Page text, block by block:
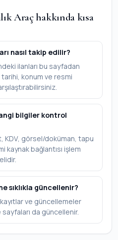
Araç hakkında kısa
nasıl takip edilir?
ilanları bu sayfadan
konum ve resmi
bilgiler kontrol
KDV, görsel/doküman, tapu
kaynak bağlantısı işlem
sıklıkla güncellenir?
ve güncellemeler
da güncellenir.